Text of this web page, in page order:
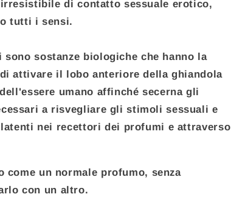
di contatto sessuale erotico,
tutti i sensi.
sono sostanze biologiche che hanno la
attivare il lobo anteriore della ghiandola
umano affinché secerna gli
a risvegliare gli stimoli sessuali e
nei recettori dei profumi e attraverso
come un normale profumo, senza
con un altro.